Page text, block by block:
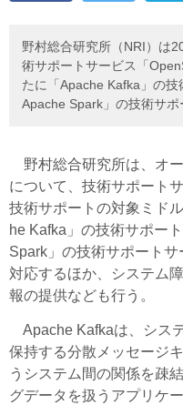
野村総合研究所（NRI）は
術サポートサービス「
たに「Apache Kafka」の
Apache Spark」の技術サポ
野村総合研究所は、オ
について、技術サポート
技術サポートの対象ミド
he Kafka」の技術サポー
Spark」の技術サポート
対応するほか、システム
報の提供なども行う。
Apache Kafkaは、シス
保持する分散メッセージ
うシステム間の関係を疎
グデータを扱うアプリケ